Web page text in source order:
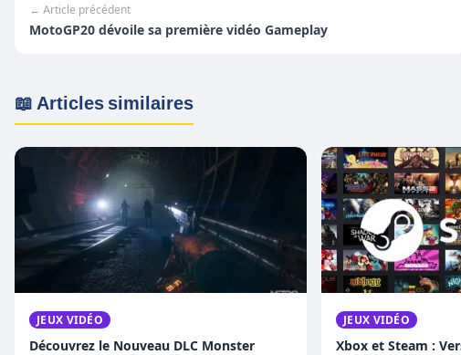
← Article précédent
MotoGP20 dévoile sa première vidéo Gameplay
📖 Articles similaires
JEUX VIDÉO
Découvrez le Nouveau DLC Monster
JEUX VIDÉO
Xbox et Steam :